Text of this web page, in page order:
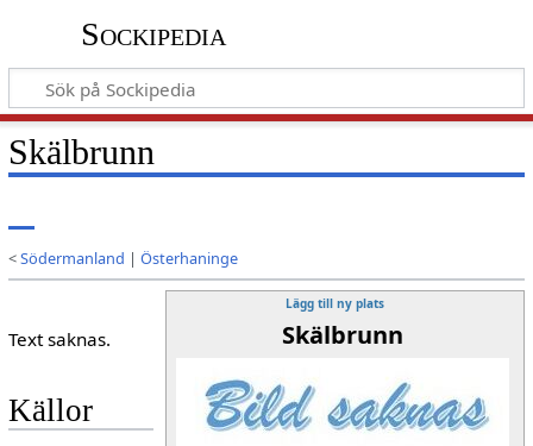
Sockipedia
Skälbrunn
<Södermanland | Österhaninge
Lägg till ny plats
Skälbrunn
Text saknas.
Källor